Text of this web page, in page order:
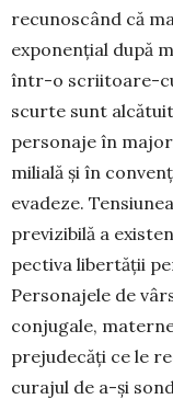
recunoscând că
exponenţial după
într-o scriitoare-
scurte sunt
personaje în
milială şi în
evadeze.
previzibilă a
pec­tiva libertăţii
Per­sonajele de
conjugale,
prejudecăţi ce le
curajul de a-şi